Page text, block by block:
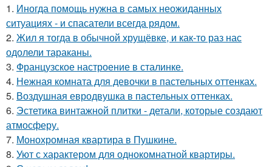
1. Иногда помощь нужна в самых неожиданных
ситуациях - и спасатели всегда рядом.
2. Жил я тогда в обычной хрущёвке, и как-то раз нас
одолели тараканы.
3. Французское настроение в сталинке.
4. Нежная комната для девочки в пастельных оттенках.
5. Воздушная евродвушка в пастельных оттенках.
6. Эстетика винтажной плитки - детали, которые создают
атмосферу.
7. Монохромная квартира в Пушкине.
8. Уют с характером для однокомнатной квартиры.